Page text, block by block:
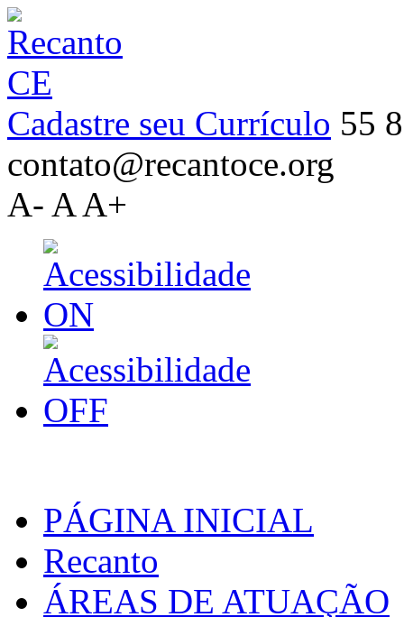
Cadastre seu Currículo 55
contato@recantoce.org
A- A A+
PÁGINA INICIAL
Recanto
ÁREAS DE ATUAÇÃO